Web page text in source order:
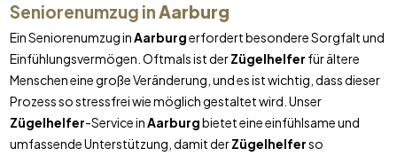
Seniorenumzug inAarburg
Ein Seniorenumzug inAarburgerfordert besondere Sorgfalt und
Einfühlungsvermögen. Oftmals ist derZügelhelfer für ältere
Menschen eine große Veränderung, und es ist wichtig, dass dieser
Prozess so stressfrei wie möglich gestaltet wird. Unser
Zügelhelfer-Service inAarburgbietet eine einfühlsame und
umfassende Unterstützung, damit derZügelhelferso